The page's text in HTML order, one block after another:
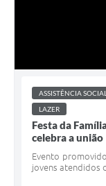
ASSISTÊNCIA SOCIAL
LAZER
Festa da
celebra a união
Evento
jovens atendidos